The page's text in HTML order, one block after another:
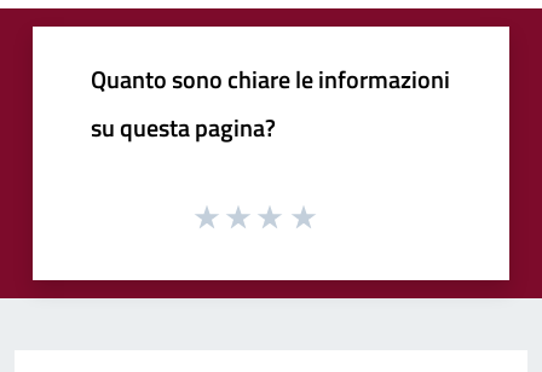
Quanto sono chiare le informazioni
su questa pagina?